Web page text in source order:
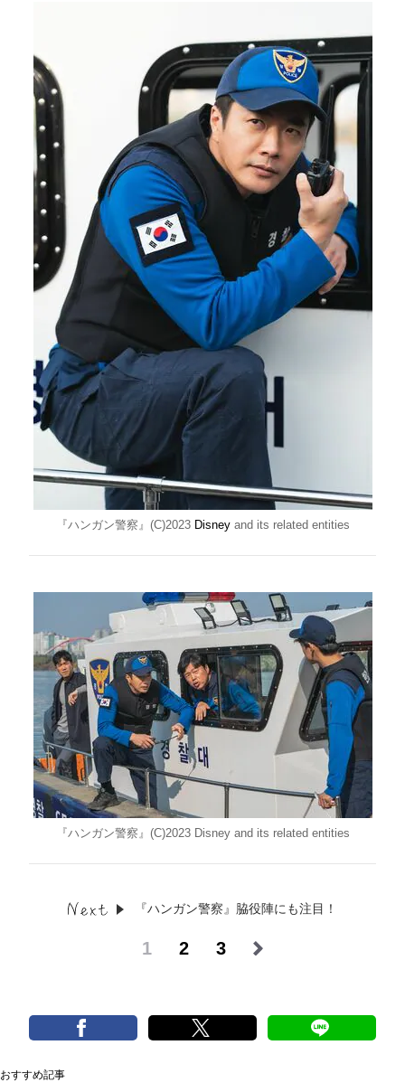
『ハンガン警察』(C)2023 Disneyand its related entities
『ハンガン警察』(C)2023 Disney and its related entities
『ハンガン警察』脇役陣にも注目！
1 2 3
おすすめ記事